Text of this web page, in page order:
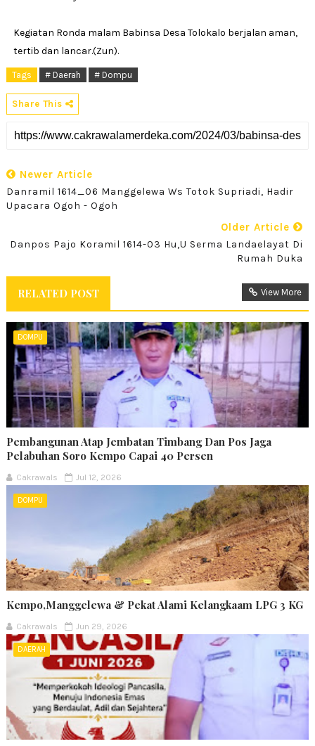
Kegiatan Ronda malam Babinsa Desa Tolokalo berjalan aman,
tertib dan lancar.(Zun).
Tags # Daerah # Dompu
Share This
Newer Article
Danramil 1614_06 Manggelewa Ws Totok Supriadi, Hadir
Upacara Ogoh - Ogoh
Older Article
Danpos Pajo Koramil 1614-03 Hu,u Serma Landaelayat Di
Rumah Duka
RELATED POST View More
DOMPU
Pembangunan Atap Jembatan Timbang Dan Pos Jaga
Pelabuhan Soro Kempo Capai 40 Persen
Cakrawals Jul 12, 2026
DOMPU
Kempo,Manggelewa & Pekat Alami Kelangkaam LPG 3 KG
Cakrawals Jun 29, 2026
DAERAH